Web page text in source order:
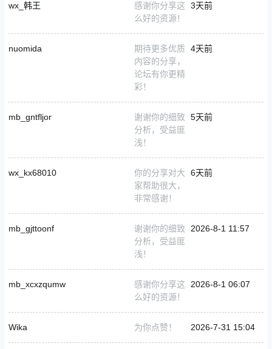
wx_韩王
感谢你分享这
么好的资源！
3天前
nuomida
期待更多优质
内容的分享，
论坛有你更精
彩！
4天前
mb_gntfljor
谢谢你的细致
分析，受益匪
浅！
5天前
wx_kx68010
你的分享对大
家帮助很大，
非常感谢！
6天前
mb_gjttoonf
谢谢你的细致
分析，受益匪
浅！
2026-8-1 11:57
mb_xcxzqumw
感谢你分享这
么好的资源！
2026-8-1 06:07
Wika 为你点赞！ 2026-7-31 15:04